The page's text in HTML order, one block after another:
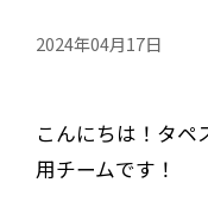
2024年04月17日
こんにちは！タペ
用チームです！